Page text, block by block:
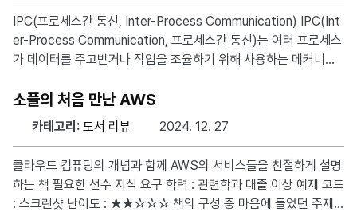
IPC(프로세스간 통신, Inter-Process Communication) IPC(Int
er-Process Communication, 프로세스간 통신)는 여러 프로세스
가 데이터를 주고받거나 작업을 조율하기 위해 사용하는 메커니즘
요소로, 서로 독립적으로 실행되는 프로세스 간에 효율적이고 안전
하게 통신할 수 있도록 지원한다. IPC의 주요 기법 1. 파이프 (Pipe
터가 일방향 또는 양방향으로 흐름 2. 메시지 큐 (Message Queu
es) 프로세스 간 메시지를 큐에 넣고
소플의 처음 만난 AWS
카테고리: 도서 리뷰 2024. 12. 27
클라우드 컴퓨팅의 개념과 함께 AWS의 서비스들을 친절하게 설명
하는 책 필요한 선수 지식 요구 학력 : 관련학과 대졸 이상 예제 코드
: 스크린샷 난이도 : ★★☆☆☆ 책의 구성 중 마음에 들었던 주제